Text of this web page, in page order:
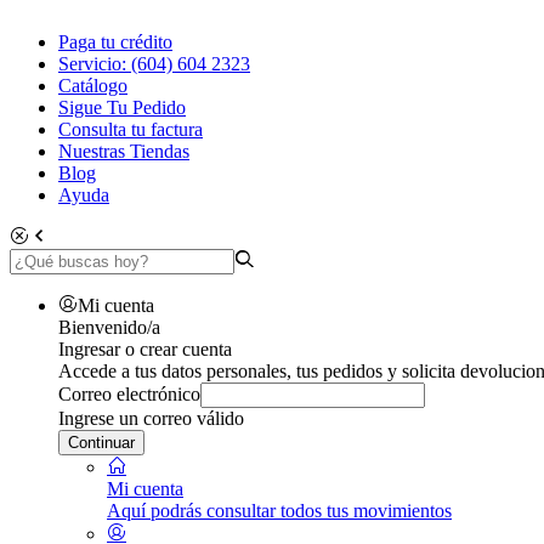
Paga tu crédito
Servicio: (604) 604 2323
Catálogo
Sigue Tu Pedido
Consulta tu factura
Nuestras Tiendas
Blog
Ayuda
Mi cuenta
Bienvenido/a
Ingresar o crear cuenta
Accede a tus datos personales, tus pedidos y solicita
Correo electrónico
Ingrese un correo válido
Continuar
Mi cuenta
Aquí podrás consultar todos tus movimientos